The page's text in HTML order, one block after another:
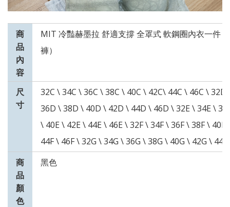
商
品
內
容
MIT 冷豔赫墨拉 舒適支撐 全罩式 軟鋼圈內衣一件
褲）
尺
寸
32C \ 34C \ 36C \ 38C \ 40C \ 42C\ 44C \ 46C \
36D \ 38D \ 40D \ 42D \ 44D \ 46D \ 32E \ 34E \
\ 40E \ 42E \ 44E \ 46E \ 32F \ 34F \ 36F \ 38F \ 40F
44F \ 46F \ 32G \ 34G \ 36G \ 38G \ 40G \ 42G \
商
品
顏
色
黑色